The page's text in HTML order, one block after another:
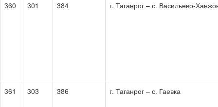
360 301 384 г. Таганрог – с. Васильево-
361 303 386 г. Таганрог – с. Гаевка